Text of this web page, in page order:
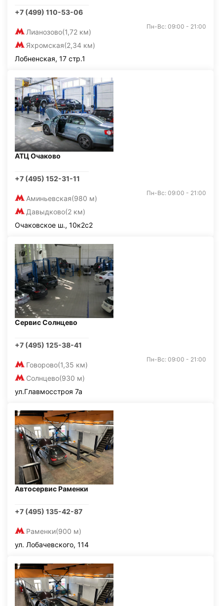
+7 (499) 110-53-06
Лианозово(1,72 км)
Яхромская(2,34 км)
Пн-Вс: 09:00 - 21:00
Лобненская, 17 стр.1
АТЦ Очаково
+7 (495) 152-31-11
Аминьевская(980 м)
Давыдково(2 км)
Пн-Вс: 09:00 - 21:00
Очаковское ш., 10к2с2
Сервис Солнцево
+7 (495) 125-38-41
Говорово(1,35 км)
Солнцево(930 м)
Пн-Вс: 09:00 - 21:00
ул.Главмосстроя 7а
Автосервис Раменки
+7 (495) 135-42-87
Раменки(900 м)
ул. Лобачевского, 114